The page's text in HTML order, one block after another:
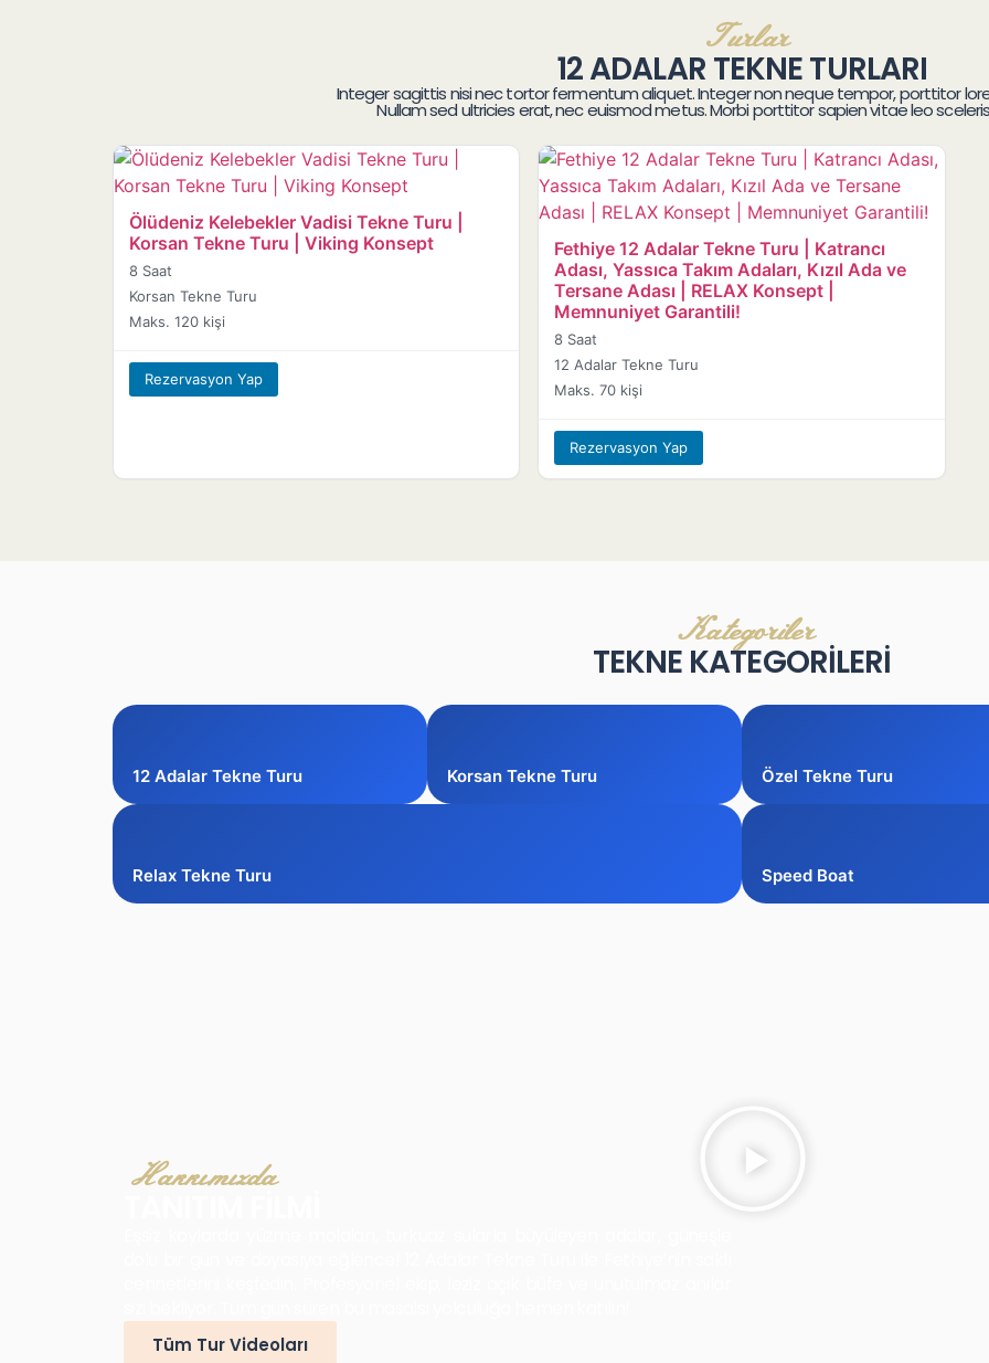
Turlar
12 ADALAR TEKNE TURLARI
Integer sagittis nisi nec tortor fermentum aliquet. Integer non neque tempor, porttitor
Nullam sed ultricies erat, nec euismod metus. Morbi porttitor sapien vitae leo
Ölüdeniz Kelebekler Vadisi Tekne Turu |
Korsan Tekne Turu | Viking Konsept
8 Saat
Korsan Tekne Turu
Maks. 120 kişi
Rezervasyon Yap
Fethiye 12 Adalar Tekne Turu | Katrancı
Adası, Yassıca Takım Adaları, Kızıl Ada ve
Tersane Adası | RELAX Konsept |
Memnuniyet Garantili!
8 Saat
12 Adalar Tekne Turu
Maks. 70 kişi
Rezervasyon Yap
Kategoriler
TEKNE KATEGORİLERİ
12 Adalar Tekne Turu Korsan Tekne Turu Özel Tekne Turu
Relax Tekne Turu Speed Boat
Hakkımızda
Tüm Tur Videoları